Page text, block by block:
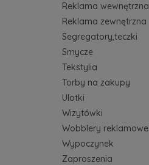
Reklama wewnętrzna
Reklama zewnętrzna
Segregatory,teczki
Smycze
Tekstylia
Torby na zakupy
Ulotki
Wizytówki
Wobblery reklamowe
Wypoczynek
Zaproszenia